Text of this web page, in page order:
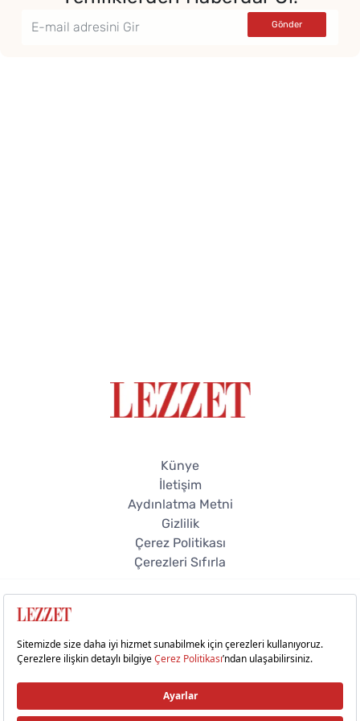
Künye
İletişim
Aydınlatma Metni
Gizlilik
Çerez Politikası
Çerezleri Sıfırla
© 2026 Lezzet Online. Tüm hakları saklıdır.